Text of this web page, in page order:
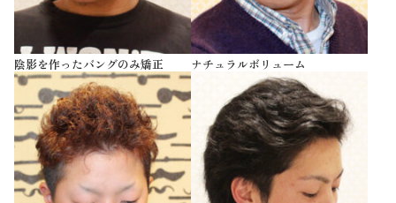
陰影を作ったバングのみ矯正 ナチュラルボリューム